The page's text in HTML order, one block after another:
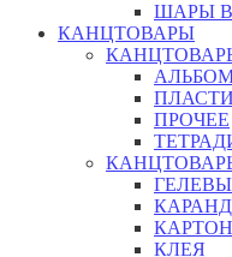
ШАРЫ
КАНЦТОВАРЫ
ПРОЧЕЕ
КЛЕЯ